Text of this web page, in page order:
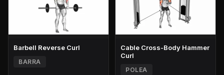
Barbell Reverse Curl
BARRA
Cable Cross-Body Hammer
Curl
POLEA